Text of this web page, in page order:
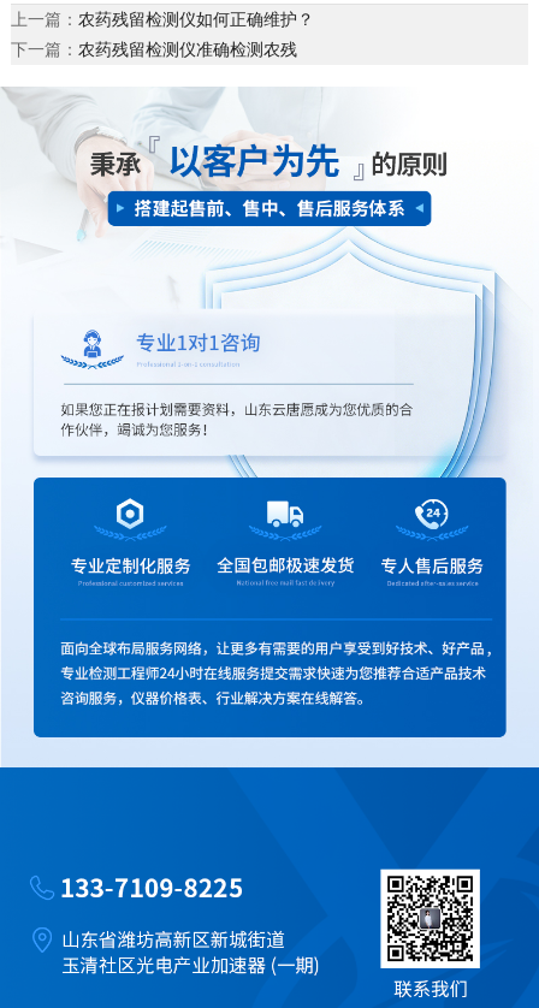
上一篇： 农药残留检测仪如何正确维护？
下一篇： 农药残留检测仪准确检测农残